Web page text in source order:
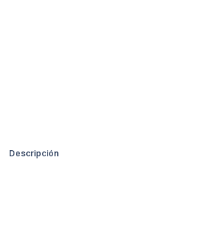
Descripción